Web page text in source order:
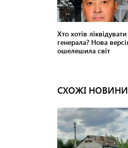
СХОЖІ НОВИНИ